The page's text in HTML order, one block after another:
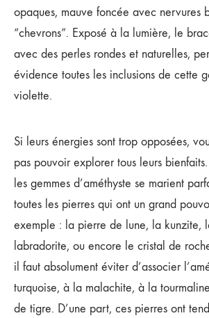
opaques, mauve foncée avec nervures
“chevrons”. Exposé à la lumière, le
avec des perles rondes et naturelles,
évidence toutes les inclusions de cette
violette.
Si leurs énergies sont trop opposées,
pas pouvoir explorer tous leurs
les gemmes d’améthyste se marient
toutes les pierres qui ont un grand
exemple : la pierre de lune, la kunzite,
labradorite, ou encore le cristal de
il faut absolument éviter d’associer
turquoise, à la malachite, à la
de tigre. D’une part, ces pierres ont